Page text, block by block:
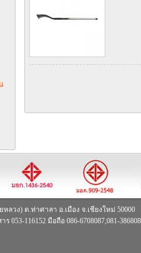
ลวง) ต.ท่าศาลา อ.เมือง จ.เชียงใหม่ 50000
053-116152 มือถือ 086-6708087,081-